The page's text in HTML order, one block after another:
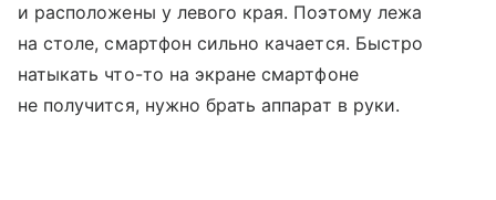
и расположены у левого края. Поэтому лежа
на столе, смартфон сильно качается. Быстро
натыкать что-то на экране смартфоне
не получится, нужно брать аппарат в руки.